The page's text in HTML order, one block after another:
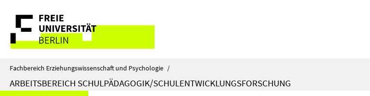
direkt
Inhalt
Service-
Navigation
Fachbereich Erziehungswissenschaft und Psychologie /
ARBEITSBEREICH SCHULPÄDAGOGIK/SCHULENTWICKLUNGSFORSCHUNG